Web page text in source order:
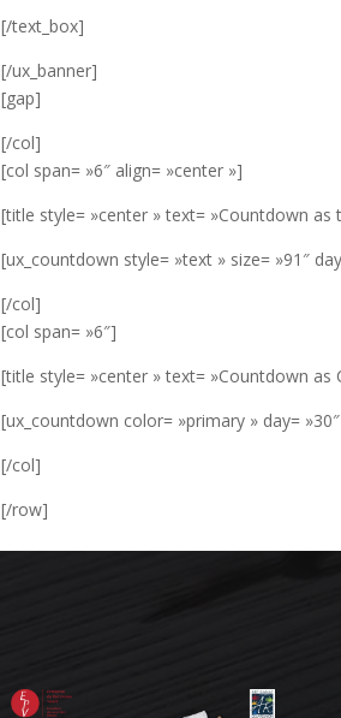
[/text_box]
[/ux_banner]
[gap]
[/col]
[col span= »6″ align= »center »]
[title style= »center » text= »Countdown as
[ux_countdown style= »text » size= »91″
[/col]
[col span= »6″]
[title style= »center » text= »Countdown as
[ux_countdown color= »primary » day=
[/col]
[/row]